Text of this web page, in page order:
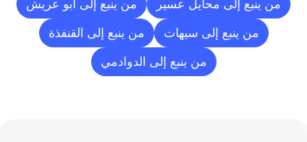
من ينبع إلى محايل عسير من ينبع إلى أبو عريش
من ينبع إلى سيهات من ينبع إلى القنفذة
من ينبع إلى الدوادمي